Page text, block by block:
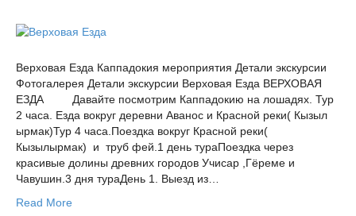
Верховая Езда Каппадокия мероприятия Детали экскурсии
Фотогалерея Детали экскурсии Верховая Езда ВЕРХОВАЯ
ЕЗДА Давайте посмотрим Каппадокию на лошадях. Тур
2 часа. Езда вокруг деревни Аванос и Красной реки( Кызыл
ырмак)Тур 4 часа.Поездка вокруг Красной реки(
Кызылырмак) и труб фей.1 день тураПоездка через
красивые долины древних городов Учисар ,Гёреме и
Чавушин.3 дня тураДень 1. Выезд из…
Read More